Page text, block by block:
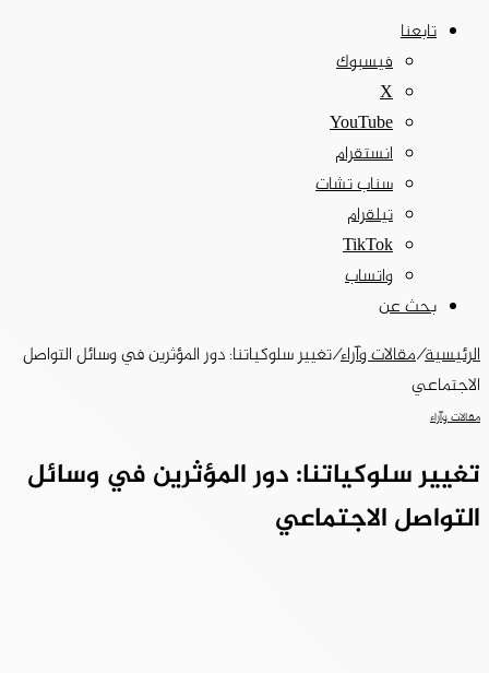
تابعنا
فيسبوك
‫X
‫YouTube
انستقرام
سناب تشات
تيلقرام
‫TikTok
واتساب
بحث عن
الرئيسية/مقالات وآراء/تغيير سلوكياتنا: دور المؤثرين في وسائل التواصل
الاجتماعي
مقالات وآراء
تغيير سلوكياتنا: دور المؤثرين في وسائل
التواصل الاجتماعي